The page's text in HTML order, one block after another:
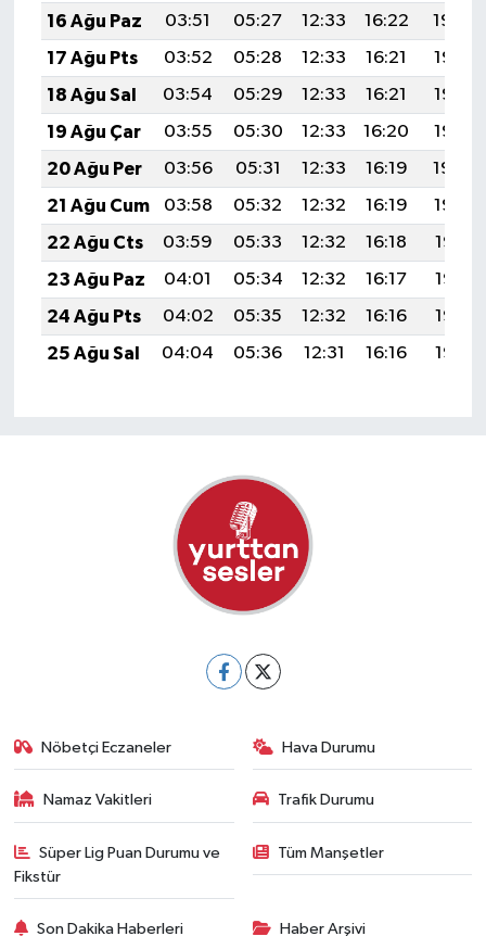
16 Ağu Paz
03:51 05:27 12:33 16:22
19:29
17 Ağu Pts
03:52 05:28 12:33 16:21
19:28
18 Ağu Sal
03:54 05:29 12:33 16:21
19:27
19 Ağu Çar
03:55 05:30 12:33 16:20
19:25
20 Ağu Per
03:56 05:31 12:33 16:19
19:24
21 Ağu Cum
03:58 05:32 12:32 16:19
19:22
22 Ağu Cts
03:59 05:33 12:32 16:18
19:21
23 Ağu Paz
04:01 05:34 12:32 16:17
19:19
24 Ağu Pts
04:02 05:35 12:32 16:16
19:18
25 Ağu Sal
04:04 05:36 12:31 16:16 19:16
Nöbetçi Eczaneler Hava Durumu
Namaz Vakitleri Trafik Durumu
Süper Lig Puan Durumu ve
Fikstür
Tüm Manşetler
Son Dakika Haberleri Haber Arşivi